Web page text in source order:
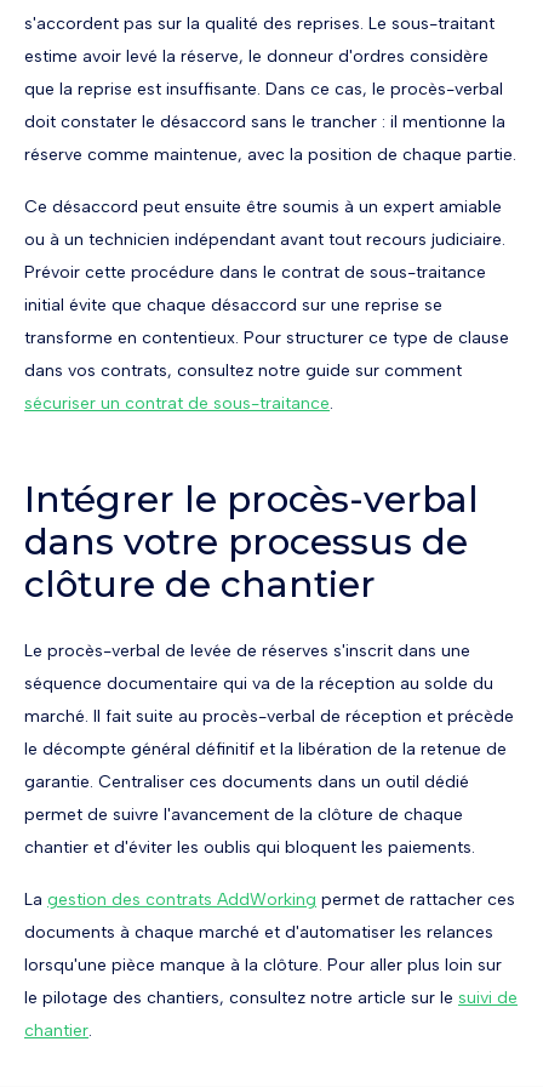
s'accordent pas sur la qualité des reprises. Le sous-traitant
estime avoir levé la réserve, le donneur d'ordres considère
que la reprise est insuffisante. Dans ce cas, le procès-verbal
doit constater le désaccord sans le trancher : il mentionne la
réserve comme maintenue, avec la position de chaque partie.
Ce désaccord peut ensuite être soumis à un expert amiable
ou à un technicien indépendant avant tout recours judiciaire.
Prévoir cette procédure dans le contrat de sous-traitance
initial évite que chaque désaccord sur une reprise se
transforme en contentieux. Pour structurer ce type de clause
dans vos contrats, consultez notre guide sur comment
sécuriser un contrat de sous-traitance.
Intégrer le procès-verbal
dans votre processus de
clôture de chantier
Le procès-verbal de levée de réserves s'inscrit dans une
séquence documentaire qui va de la réception au solde du
marché. Il fait suite au procès-verbal de réception et précède
le décompte général définitif et la libération de la retenue de
garantie. Centraliser ces documents dans un outil dédié
permet de suivre l'avancement de la clôture de chaque
chantier et d'éviter les oublis qui bloquent les paiements.
La gestion des contrats AddWorking permet de rattacher ces
documents à chaque marché et d'automatiser les relances
lorsqu'une pièce manque à la clôture. Pour aller plus loin sur
le pilotage des chantiers, consultez notre article sur le suivi de
chantier.